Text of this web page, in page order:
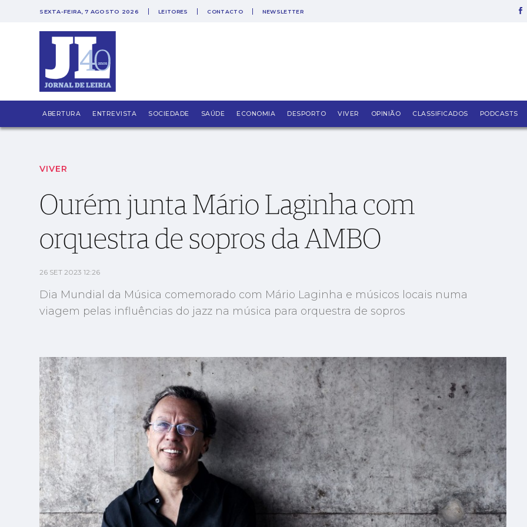
SEXTA-FEIRA, 7 AGOSTO 2026 LEITORES CONTACTO NEWSLETTER
ABERTURA ENTREVISTA SOCIEDADE SAÚDE ECONOMIA DESPORTO VIVER OPINIÃO CLASSIFICADOS PODCASTS
Ourém junta Mário Laginha com orquestra de sopros da AMBO
VIVER
Ourém junta Mário Laginha com
orquestra de sopros da AMBO
26 SET 2023 12:26
Dia Mundial da Música comemorado com Mário Laginha e músicos locais numa
viagem pelas influências do jazz na música para orquestra de sopros